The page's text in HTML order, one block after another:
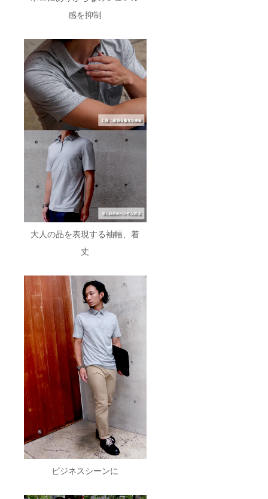
感を抑制
大人の品を表現する袖幅、着
丈
ビジネスシーンに